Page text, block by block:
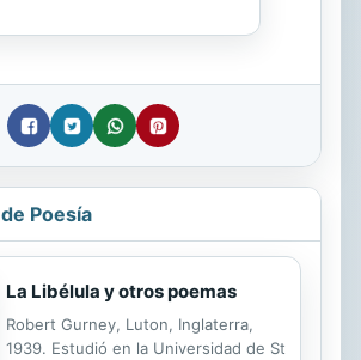
Poesía
La Libélula y otros poemas
Robert Gurney, Luton, Inglaterra,
1939. Estudió en la Universidad de St